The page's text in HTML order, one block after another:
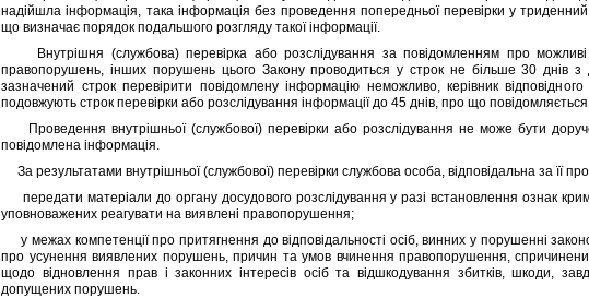
надiйшла iнформацiя, така iнформацiя без проведення попередньої перевiрки у триденний
що визначає порядок подальшого розгляду такої iнформацiї.
Внутрiшня (службова) перевiрка або розслiдування за повiдомленням про можливi
правопорушень, iнших порушень цього Закону проводиться у строк не бiльше 30 днiв
зазначений строк перевiрити повiдомлену iнформацiю неможливо, керiвник
подовжують строк перевiрки або розслiдування iнформацiї до 45 днiв, про що повiдомляється
Проведення внутрiшньої (службової) перевiрки або розслiдування не може бути
повiдомлена iнформацiя.
За результатами внутрiшньої (службової) перевiрки службова особа, вiдповiдальна за її
передати матерiали до органу досудового розслiдування у разi встановлення ознак
уповноважених реагувати на виявленi правопорушення;
у межах компетенцiї про притягнення до вiдповiдальностi осiб, винних у порушеннi
про усунення виявлених порушень, причин та умов вчинення правопорушення,
щодо вiдновлення прав i законних iнтересiв осiб та вiдшкодування збиткiв, шкоди,
допущених порушень.